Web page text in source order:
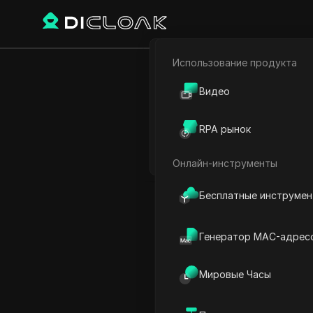
Электронная коммерция
Использование продукта
Видео
RPA рынок
Онлайн-инструменты
Бесплатные
Генератор MAC-
Мировые Часы
Play Video:BEAMABLE